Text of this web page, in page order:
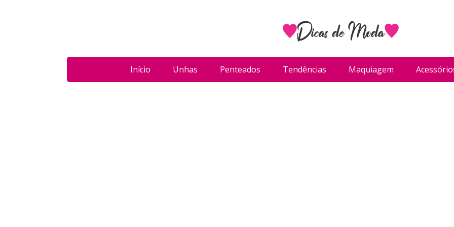
Início Unhas Penteados Tendências Maquiagem